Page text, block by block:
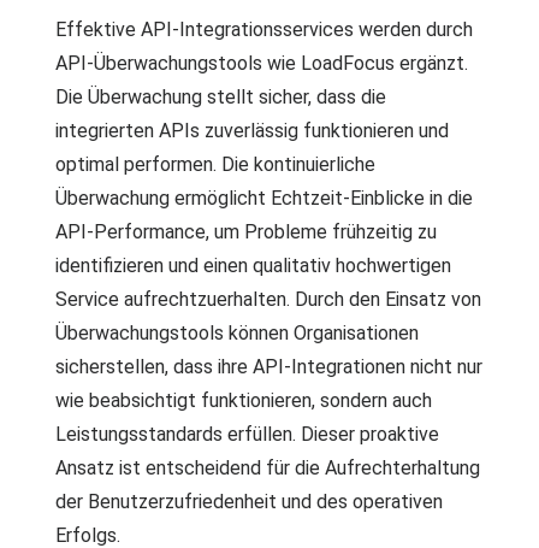
Effektive API-Integrationsservices werden durch
API-Überwachungstools wie LoadFocus ergänzt.
Die Überwachung stellt sicher, dass die
integrierten APIs zuverlässig funktionieren und
optimal performen. Die kontinuierliche
Überwachung ermöglicht Echtzeit-Einblicke in die
API-Performance, um Probleme frühzeitig zu
identifizieren und einen qualitativ hochwertigen
Service aufrechtzuerhalten. Durch den Einsatz von
Überwachungstools können Organisationen
sicherstellen, dass ihre API-Integrationen nicht nur
wie beabsichtigt funktionieren, sondern auch
Leistungsstandards erfüllen. Dieser proaktive
Ansatz ist entscheidend für die Aufrechterhaltung
der Benutzerzufriedenheit und des operativen
Erfolgs.